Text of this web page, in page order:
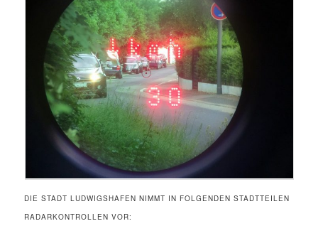
DIE STADT LUDWIGSHAFEN NIMMT IN FOLGENDEN STADTTEILEN
RADARKONTROLLEN VOR: